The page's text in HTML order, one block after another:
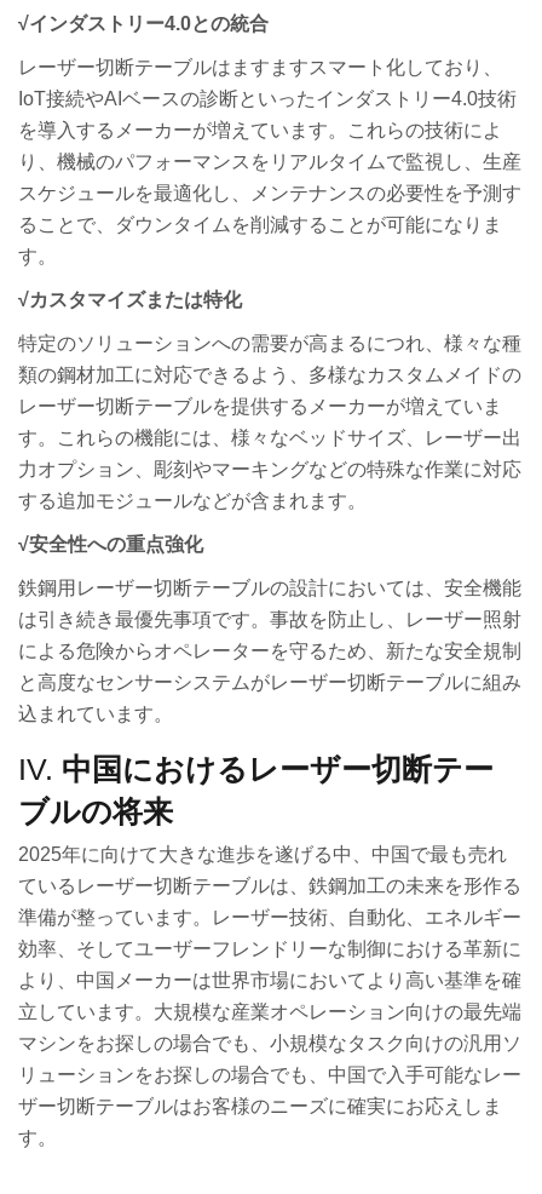
√インダストリー4.0との統合
レーザー切断テーブルはますますスマート化しており、
IoT接続やAIベースの診断といったインダストリー4.0技術
を導入するメーカーが増えています。これらの技術によ
り、機械のパフォーマンスをリアルタイムで監視し、生産
スケジュールを最適化し、メンテナンスの必要性を予測す
ることで、ダウンタイムを削減することが可能になりま
す。
√カスタマイズまたは特化
特定のソリューションへの需要が高まるにつれ、様々な種
類の鋼材加工に対応できるよう、多様なカスタムメイドの
レーザー切断テーブルを提供するメーカーが増えていま
す。これらの機能には、様々なベッドサイズ、レーザー出
力オプション、彫刻やマーキングなどの特殊な作業に対応
する追加モジュールなどが含まれます。
√安全性への重点強化
鉄鋼用レーザー切断テーブルの設計においては、安全機能
は引き続き最優先事項です。事故を防止し、レーザー照射
による危険からオペレーターを守るため、新たな安全規制
と高度なセンサーシステムがレーザー切断テーブルに組み
込まれています。
IV. 中国におけるレーザー切断テー
ブルの将来
2025年に向けて大きな進歩を遂げる中、中国で最も売れ
ているレーザー切断テーブルは、鉄鋼加工の未来を形作る
準備が整っています。レーザー技術、自動化、エネルギー
効率、そしてユーザーフレンドリーな制御における革新に
より、中国メーカーは世界市場においてより高い基準を確
立しています。大規模な産業オペレーション向けの最先端
マシンをお探しの場合でも、小規模なタスク向けの汎用ソ
リューションをお探しの場合でも、中国で入手可能なレー
ザー切断テーブルはお客様のニーズに確実にお応えしま
す。